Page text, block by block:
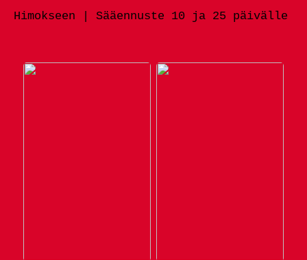
Himokseen | Sääennuste 10 ja 25 päivälle